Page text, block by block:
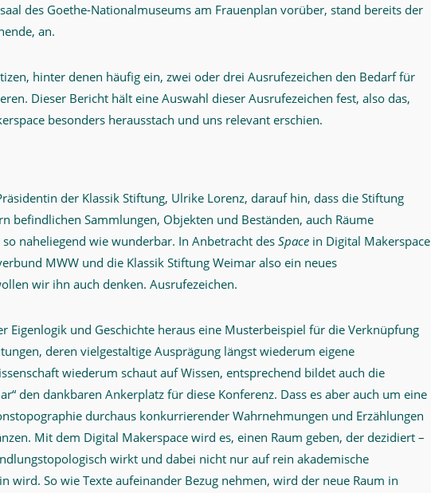
des Goethe-Nationalmuseums am Frauenplan vorüber, stand bereits der
an.
hinter denen häufig ein, zwei oder drei Ausrufezeichen den Bedarf für
Dieser Bericht hält eine Auswahl dieser Ausrufezeichen fest, also das,
besonders herausstach und uns relevant erschien.
der Klassik Stiftung, Ulrike Lorenz, darauf hin, dass die Stiftung
befindlichen Sammlungen, Objekten und Beständen, auch Räume
so naheliegend wie wunderbar. In Anbetracht des Space in Digital Makerspace
MWW und die Klassik Stiftung Weimar also ein neues
wir ihn auch denken. Ausrufezeichen.
Eigenlogik und Geschichte heraus eine Musterbeispiel für die Verknüpfung
deren vielgestaltige Ausprägung längst wiederum eigene
wiederum schaut auf Wissen, entsprechend bildet auch die
den dankbaren Ankerplatz für diese Konferenz. Dass es aber auch um eine
durchaus konkurrierender Wahrnehmungen und Erzählungen
Mit dem Digital Makerspace wird es, einen Raum geben, der dezidiert –
wirkt und dabei nicht nur auf rein akademische
wird. So wie Texte aufeinander Bezug nehmen, wird der neue Raum in